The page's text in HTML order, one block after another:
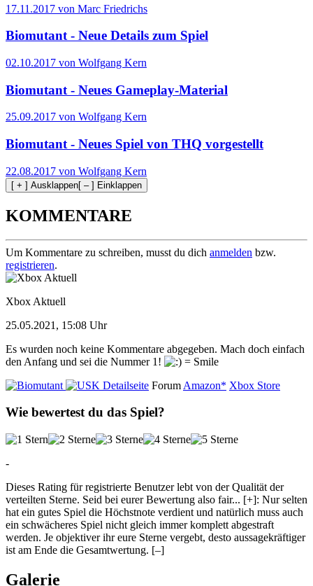
17.11.2017 von Marc Friedrichs
Biomutant - Neue Details zum Spiel
02.10.2017 von Wolfgang Kern
Biomutant - Neues Gameplay-Material
25.09.2017 von Wolfgang Kern
Biomutant - Neues Spiel von THQ vorgestellt
22.08.2017 von Wolfgang Kern
[ + ] Ausklappen[ – ] Einklappen
KOMMENTARE
Um Kommentare zu schreiben, musst du dich anmelden bzw.
registrieren.
Xbox Aktuell
25.05.2021, 15:08 Uhr
Es wurden noch keine Kommentare abgegeben. Mach doch einfach
den Anfang und sei die Nummer 1!
Detailseite Forum Amazon* Xbox Store
Wie bewertest du das Spiel?
-
Dieses Rating für registrierte Benutzer lebt von der Qualität der
verteilten Sterne. Seid bei eurer Bewertung also fair... [+]: Nur selten
hat ein gutes Spiel die Höchstnote verdient und natürlich muss auch
ein schwächeres Spiel nicht gleich immer komplett abgestraft
werden. Je objektiver ihr eure Sterne vergebt, desto aussagekräftiger
ist am Ende die Gesamtwertung. [–]
Galerie